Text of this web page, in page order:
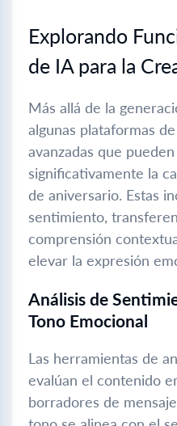
Explorando
de IA para la
Más allá de la
algunas plataformas
avanzadas que
significativamente la
de aniversario. Estas
sentimiento,
comprensión
elevar la expresión
Análisis de
Tono Emocional
Las herramientas de
evalúan el contenido
borradores de